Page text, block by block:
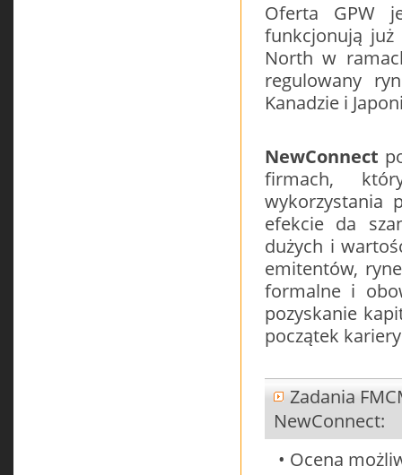
Oferta GPW
funkcjonują
North w
regulowany
Kanadzie i
NewConnect
firmach,
wykorzystania
efekcie da
dużych i
emitentów,
formalne i
pozyskanie
początek
Zadania
NewConnect:
• Ocena